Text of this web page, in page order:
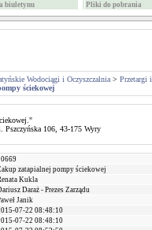
biuletynu Pliki do pobrania
Wodociągi i Oczyszczalnia > Przetargi i
ściekowej
106, 43-175 Wyry
zatapialnej pompy ściekowej
Kukla
Daraż - Prezes Zarządu
Janik
07-22 08:48:10
07-22 08:48:10